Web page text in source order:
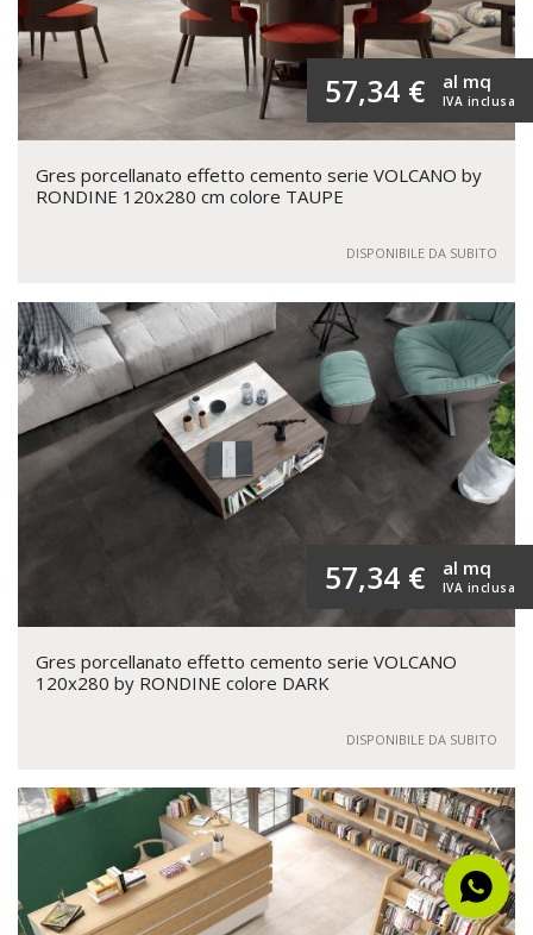
57,34 € IVA inclusa
al mq
Gres porcellanato effetto cemento serie VOLCANO by
RONDINE 120x280 cm colore TAUPE
DISPONIBILE DA SUBITO
57,34 € IVA inclusa
al mq
Gres porcellanato effetto cemento serie VOLCANO
120x280 by RONDINE colore DARK
DISPONIBILE DA SUBITO